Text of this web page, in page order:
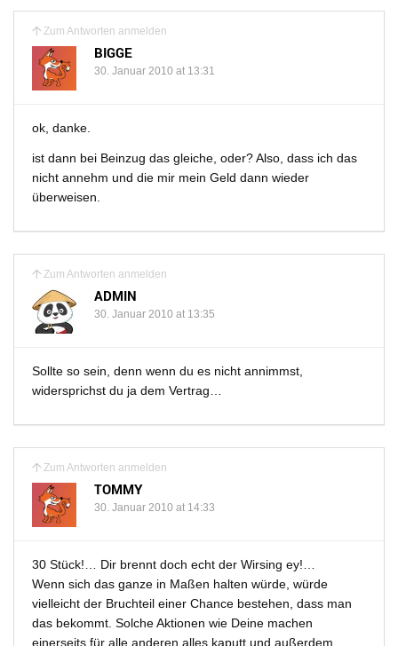
Zum Antworten anmelden
BIGGE
30. Januar 2010 at 13:31
ok, danke.
ist dann bei Beinzug das gleiche, oder? Also, dass ich das
nicht annehm und die mir mein Geld dann wieder
überweisen.
Zum Antworten anmelden
ADMIN
30. Januar 2010 at 13:35
Sollte so sein, denn wenn du es nicht annimmst,
widersprichst du ja dem Vertrag…
Zum Antworten anmelden
TOMMY
30. Januar 2010 at 14:33
30 Stück!… Dir brennt doch echt der Wirsing ey!…
Wenn sich das ganze in Maßen halten würde, würde
vielleicht der Bruchteil einer Chance bestehen, dass man
das bekommt. Solche Aktionen wie Deine machen
einerseits für alle anderen alles kaputt und außerdem